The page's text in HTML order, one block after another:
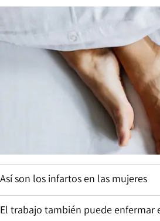
Así son los infartos en las mujeres
El trabajo también puede enfermar